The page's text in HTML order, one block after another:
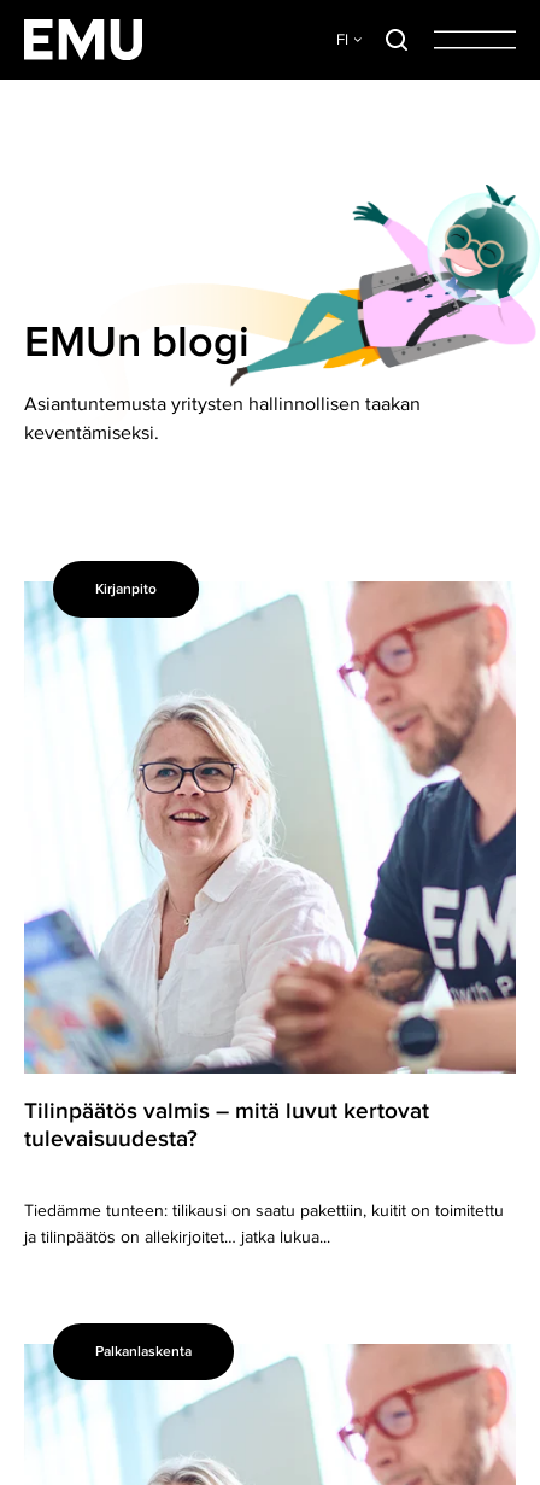
FI
EMUn blogi
Asiantuntemusta yritysten hallinnollisen taakan
keventämiseksi.
Tilinpäätös
valmis
–
tulevaisuudesta?
Kirjanpito
Tilinpäätös valmis – mitä luvut kertovat
tulevaisuudesta?
Tiedämme tunteen: tilikausi on saatu pakettiin, kuitit on toimitettu
ja tilinpäätös on allekirjoitet… jatka lukua...
ja
palkanlaskenta
Palkanlaskenta